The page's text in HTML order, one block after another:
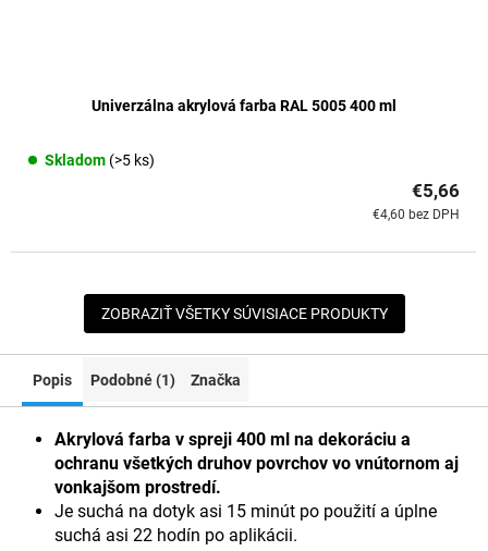
Univerzálna akrylová farba RAL 5005 400 ml
Skladom (>5 ks)
€4,60 bez DPH
€5,66
ZOBRAZIŤ VŠETKY SÚVISIACE PRODUKTY
Popis Podobné (1) Značka
Akrylová farba v spreji 400 ml na dekoráciu a
ochranu všetkých druhov povrchov vo vnútornom aj
vonkajšom prostredí.
Je suchá na dotyk asi 15 minút po použití a úplne
suchá asi 22 hodín po aplikácii.